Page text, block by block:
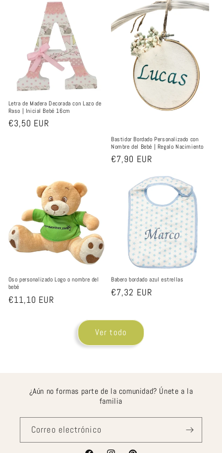
Letra de Madera Decorada con Lazo de
Raso | Inicial Bebé 16cm
Precio
€3,50 EUR
Bastidor Bordado Personalizado con
Nombre del Bebé | Regalo Nacimiento
Precio
€7,90 EUR
Oso personalizado Logo o nombre del
bebé
Precio
€11,10 EUR
Babero bordado azul estrellas
Precio
€7,32 EUR
Ver todo
¿Aún no formas parte de la comunidad? Únete a la
familia
Correo electrónico